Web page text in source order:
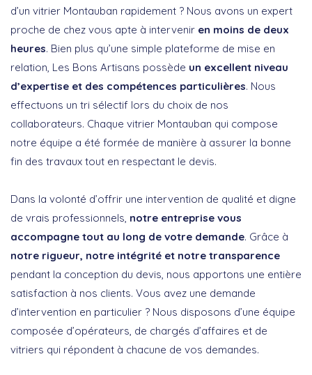
d’un vitrier Montauban rapidement ? Nous avons un expert
proche de chez vous apte à intervenir en moins de deux
heures. Bien plus qu’une simple plateforme de mise en
relation, Les Bons Artisans possède un excellent niveau
d’expertise et des compétences particulières. Nous
effectuons un tri sélectif lors du choix de nos
collaborateurs. Chaque vitrier Montauban qui compose
notre équipe a été formée de manière à assurer la bonne
fin des travaux tout en respectant le devis.
Dans la volonté d’offrir une intervention de qualité et digne
de vrais professionnels, notre entreprise vous
accompagne tout au long de votre demande. Grâce à
notre rigueur, notre intégrité et notre transparence
pendant la conception du devis, nous apportons une entière
satisfaction à nos clients. Vous avez une demande
d’intervention en particulier ? Nous disposons d’une équipe
composée d’opérateurs, de chargés d’affaires et de
vitriers qui répondent à chacune de vos demandes.